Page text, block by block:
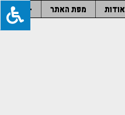
אודות מפת האתר –